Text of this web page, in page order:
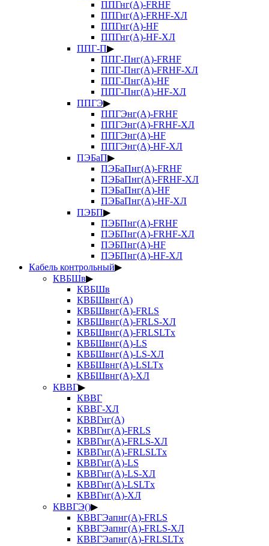
ППГнг(А)-FRHF
ППГнг(А)-FRHF-ХЛ
ППГнг(А)-HF
ППГнг(А)-HF-ХЛ
ППГ-П▶
ППГ-Пнг(А)-FRHF
ППГ-Пнг(А)-FRHF-ХЛ
ППГ-Пнг(А)-HF
ППГ-Пнг(А)-HF-ХЛ
ППГЭ▶
ППГЭнг(А)-FRHF
ППГЭнг(А)-FRHF-ХЛ
ППГЭнг(А)-HF
ППГЭнг(А)-HF-ХЛ
ПЭБаП▶
ПЭБаПнг(А)-FRHF
ПЭБаПнг(А)-FRHF-ХЛ
ПЭБаПнг(А)-HF
ПЭБаПнг(А)-HF-ХЛ
ПЭБП▶
ПЭБПнг(А)-FRHF
ПЭБПнг(А)-FRHF-ХЛ
ПЭБПнг(А)-HF
ПЭБПнг(А)-HF-ХЛ
Кабель контрольный▶
КВБШв▶
КВБШв
КВБШвнг(А)
КВБШвнг(А)-FRLS
КВБШвнг(А)-FRLS-ХЛ
КВБШвнг(А)-FRLSLTx
КВБШвнг(А)-LS
КВБШвнг(А)-LS-ХЛ
КВБШвнг(А)-LSLTx
КВБШвнг(А)-ХЛ
КВВГ▶
КВВГ
КВВГ-ХЛ
КВВГнг(А)
КВВГнг(А)-FRLS
КВВГнг(А)-FRLS-ХЛ
КВВГнг(А)-FRLSLTx
КВВГнг(А)-LS
КВВГнг(А)-LS-ХЛ
КВВГнг(А)-LSLTx
КВВГнг(А)-ХЛ
КВВГЭ()▶
КВВГЭапнг(А)-FRLS
КВВГЭапнг(А)-FRLS-ХЛ
КВВГЭапнг(А)-FRLSLTx